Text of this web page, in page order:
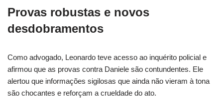
Provas robustas e novos
desdobramentos
Como advogado, Leonardo teve acesso ao inquérito policial e
afirmou que as provas contra Daniele são contundentes. Ele
alertou que informações sigilosas que ainda não vieram à tona
são chocantes e reforçam a crueldade do ato.